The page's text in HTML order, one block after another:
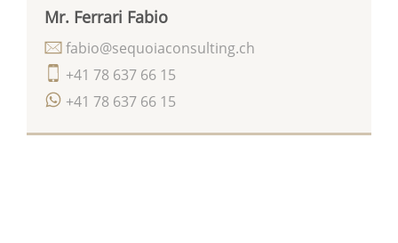
Mr. Ferrari Fabio
+41 78 637 66 15
+41 78 637 66 15
fabio@sequoiaconsulting.ch